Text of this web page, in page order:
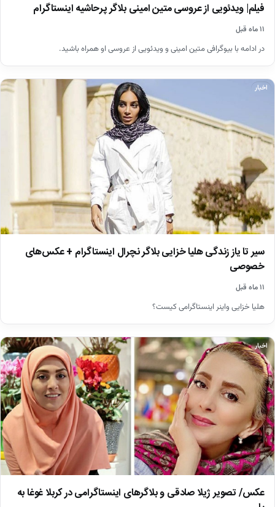
فیلم| ویدئویی از عروسی متین امینی بلاگر پرحاشیه اینستاگرام
۱۱ ماه قبل
در ادامه با بیوگرافی متین امینی و ویدئویی از عروسی او همراه باشید.
اخبار
سیر تا یاز زندگی هلیا خزایی بلاگر نچرال اینستاگرام + عکس‌های
خصوصی
۱۱ ماه قبل
هلیا خزایی واینر اینستاگرامی کیست؟
اخبار
عکس/ تصویر ژیلا صادقی و بلاگرهای اینستاگرامی در کربلا غوغا به